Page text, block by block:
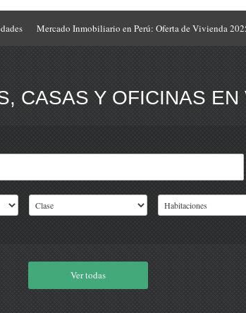
Mercado Inmobiliario en Perú: Oferta de Vivienda
CASAS Y OFICINAS EN
Ver todas